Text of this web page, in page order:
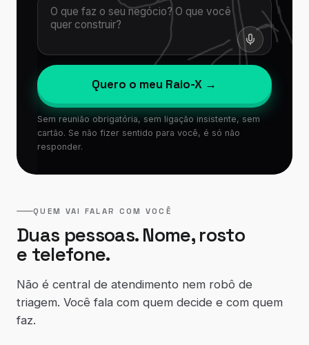
Quero o meu Raio-X →
Sem reunião obrigatória, sem ligação insistente, sem
cartão. Se não fizer sentido para você, é só não
responder.
QUEM VAI FALAR COM VOCÊ
Duas pessoas. Nome, rosto
e telefone.
Não é central de atendimento nem robô de
triagem. Você fala com quem decide e com quem
faz.